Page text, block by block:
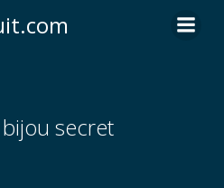
to
secret